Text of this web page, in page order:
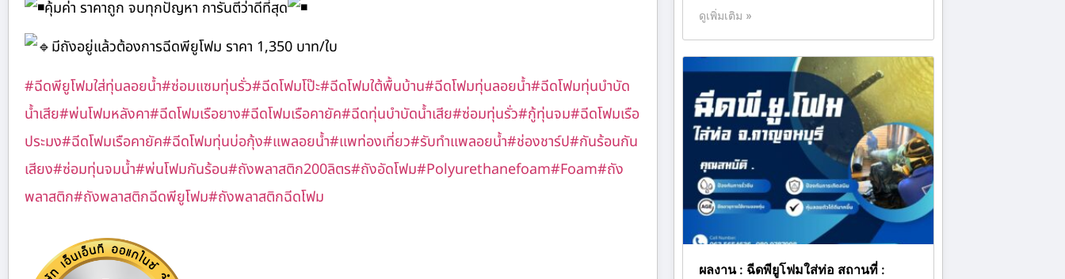
คุ้มค่า ราคาถูก จบทุกปัญหา การันตีว่าดีที่สุด
มีถังอยู่แล้วต้องการฉีดพียูโฟม ราคา 1,350 บาท/ใบ
#ฉีดพียูโฟมใส่ทุ่นลอยน้ำ#ซ่อมแซมทุ่นรั่ว#ฉีดโฟมโป๊ะ#ฉีดโฟมใต้พื้นบ้าน#ฉีดโฟมทุ่นลอยน้ำ#ฉีดโฟมทุ่นบำบัด
น้ำเสีย#พ่นโฟมหลังคา#ฉีดโฟมเรือยาง#ฉีดโฟมเรือคายัค#ฉีดทุ่นบำบัดน้ำเสีย#ซ่อมทุ่นรั่ว#กู้ทุ่นจม#ฉีดโฟมเรือ
ประมง#ฉีดโฟมเรือคายัค#ฉีดโฟมทุ่นบ่อกุ้ง#แพลอยน้ำ#แพท่องเที่ยว#รับทำแพลอยน้ำ#ช่องชาร์ป#กันร้อนกัน
เสียง#ซ่อมทุ่นจมน้ำ#พ่นโฟมกันร้อน#ถังพลาสติก200ลิตร#ถังอัดโฟม#Polyurethanefoam#Foam#ถัง
พลาสติก#ถังพลาสติกฉีดพียูโฟม#ถังพลาสติกฉีดโฟม
ดูเพิ่มเติม »
ผลงาน : ฉีดพียูโฟมใส่ท่อ สถานที่ :